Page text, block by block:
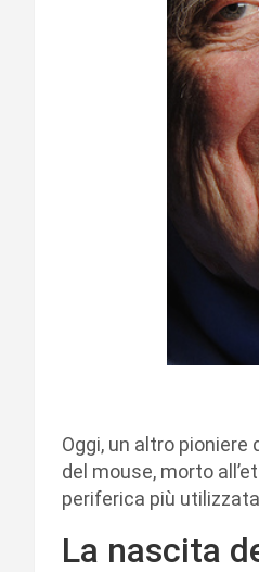
Oggi, un altro
del mouse, morto
periferica più
La nascita